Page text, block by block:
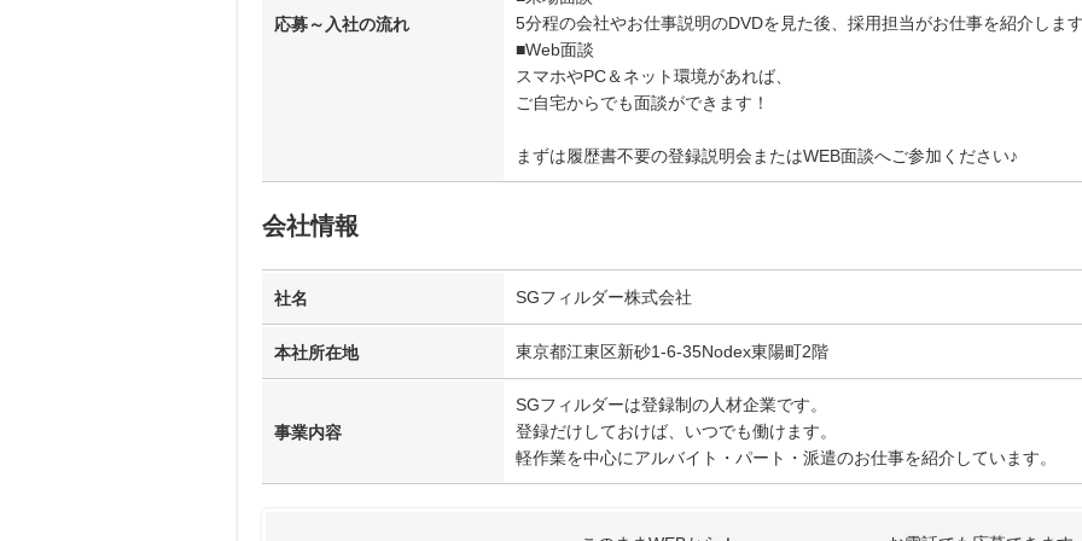
応募～入社の流れ
5分程の会社やお仕事説明のDVDを見た後、採用担当がお仕事を紹介しま
■Web面談
スマホやPC＆ネット環境があれば、
ご自宅からでも面談ができます！
まずは履歴書不要の登録説明会またはWEB面談へご参加ください♪
会社情報
社名 SGフィルダー株式会社
本社所在地 東京都江東区新砂1-6-35Nodex東陽町2階
事業内容
SGフィルダーは登録制の人材企業です。
登録だけしておけば、いつでも働けます。
軽作業を中心にアルバイト・パート・派遣のお仕事を紹介しています。